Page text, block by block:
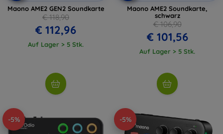
Maono AME2 GEN2 Soundkarte
€ 118,90
€ 112,96
Auf Lager > 5 Stk.
Maono AME2 Soundkarte,
schwarz
€ 106,90
€ 101,56
Auf Lager > 5 Stk.
-5% -5%